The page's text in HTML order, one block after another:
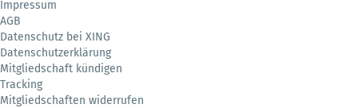
Impressum
AGB
Datenschutz bei XING
Datenschutzerklärung
Mitgliedschaft kündigen
Tracking
Mitgliedschaften widerrufen